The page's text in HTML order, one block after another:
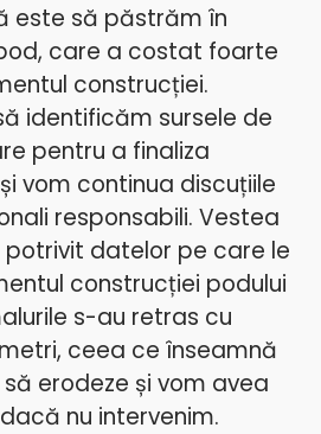
este să păstrăm în
care a costat foarte
construcției.
identificăm sursele de
pentru a finaliza
vom continua discuțiile
responsabili. Vestea
datelor pe care le
construcției podului
s-au retras cu
ceea ce înseamnă
erodeze și vom avea
nu intervenim.